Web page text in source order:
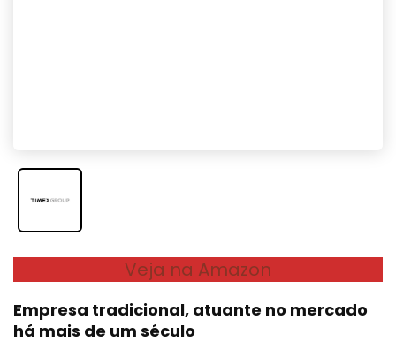
Veja na Amazon
Empresa tradicional, atuante no mercado
há mais de um século